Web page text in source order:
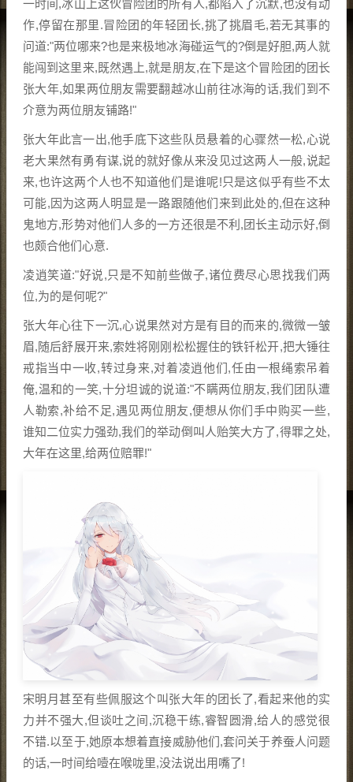
一时间,冰山上这伙冒险团的所有人,都陷入了沉默,也没有动
作,停留在那里.冒险团的年轻团长,挑了挑眉毛,若无其事的
问道:"两位哪来?也是来极地冰海碰运气的?倒是好胆,两人就
能闯到这里来,既然遇上,就是朋友,在下是这个冒险团的团长
张大年,如果两位朋友需要翻越冰山前往冰海的话,我们到不
介意为两位朋友铺路!"
张大年此言一出,他手底下这些队员悬着的心骤然一松,心说
老大果然有勇有谋,说的就好像从来没见过这两人一般,说起
来,也许这两个人也不知道他们是谁呢!只是这似乎有些不太
可能,因为这两人明显是一路跟随他们来到此处的,但在这种
鬼地方,形势对他们人多的一方还很是不利,团长主动示好,倒
也颇合他们心意.
凌逍笑道:"好说,只是不知前些做子,诸位费尽心思找我们两
位,为的是何呢?"
张大年心往下一沉,心说果然对方是有目的而来的,微微一皱
眉,随后舒展开来,索姓将刚刚松松握住的铁钎松开,把大锤往
戒指当中一收,转过身来,对着凌逍他们,任由一根绳索吊着
俺,温和的一笑,十分坦诚的说道:"不瞒两位朋友,我们团队遭
人勒索,补给不足,遇见两位朋友,便想从你们手中购买一些,
谁知二位实力强劲,我们的举动倒叫人贻笑大方了,得罪之处,
大年在这里,给两位赔罪!"
宋明月甚至有些佩服这个叫张大年的团长了,看起来他的实
力并不强大,但谈吐之间,沉稳干练,睿智圆滑,给人的感觉很
不错.以至于,她原本想着直接威胁他们,套问关于养蚕人问题
的话,一时间给噎在喉咙里,没法说出用嘴了!